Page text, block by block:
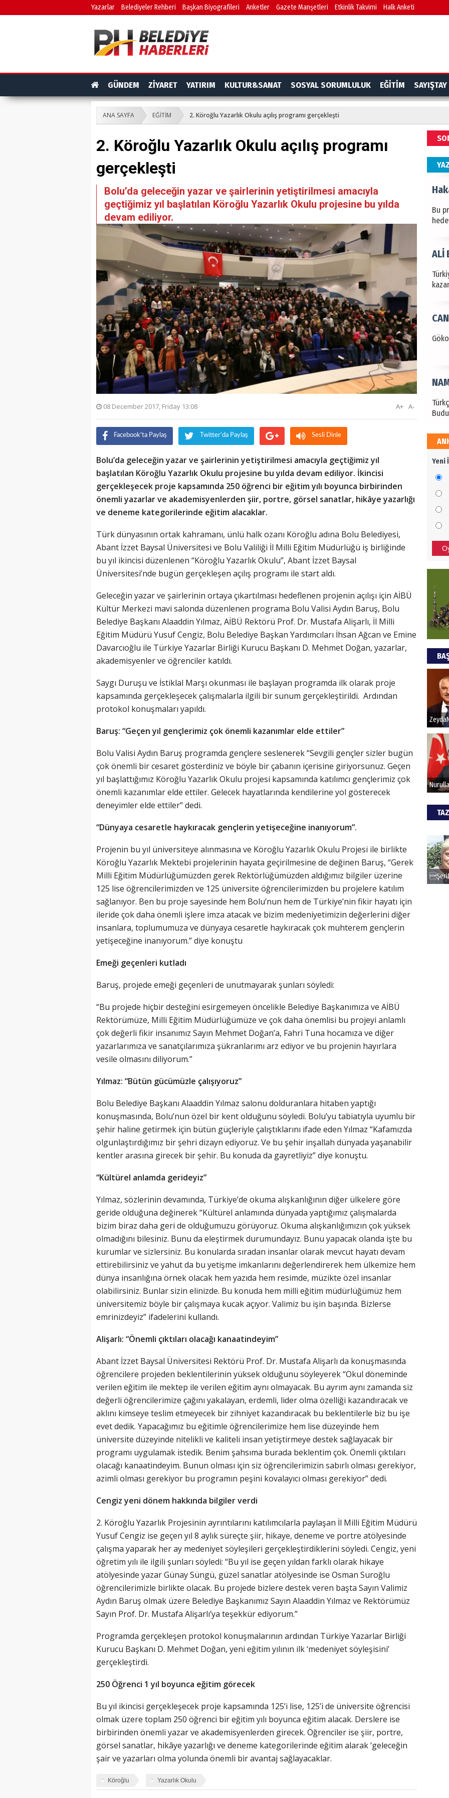
Yazarlar Belediyeler Rehberi Başkan Biyografileri Anketler Gazete Manşetleri Etkinlik Takvimi Halk Anketi
GÜNDEM ZİYARET YATIRIM KULTUR&SANAT SOSYAL SORUMLULUK EĞİTİM SAYIŞTAY
ANA SAYFA EĞİTİM 2. Köroğlu Yazarlık Okulu açılış programı gerçekleşti
2. Köroğlu Yazarlık Okulu açılış programı
gerçekleşti
Bolu’da geleceğin yazar ve şairlerinin yetiştirilmesi amacıyla
geçtiğimiz yıl başlatılan Köroğlu Yazarlık Okulu projesine bu yılda
devam ediliyor.
08 December 2017, Friday 13:08 A-
A+
Facebook'ta Paylaş Twitter'da Paylaş Sesli Dinle
Bolu’da geleceğin yazar ve şairlerinin yetiştirilmesi amacıyla geçtiğimiz yıl
başlatılan Köroğlu Yazarlık Okulu projesine bu yılda devam ediliyor. İkincisi
gerçekleşecek proje kapsamında 250 öğrenci bir eğitim yılı boyunca birbirinden
önemli yazarlar ve akademisyenlerden şiir, portre, görsel sanatlar, hikâye yazarlığı
ve deneme kategorilerinde eğitim alacaklar.
Türk dünyasının ortak kahramanı, ünlü halk ozanı Köroğlu adına Bolu Belediyesi,
Abant İzzet Baysal Üniversitesi ve Bolu Valiliği İl Milli Eğitim Müdürlüğü iş birliğinde
bu yıl ikincisi düzenlenen “Köroğlu Yazarlık Okulu”, Abant İzzet Baysal
Üniversitesi’nde bugün gerçekleşen açılış programı ile start aldı.
Geleceğin yazar ve şairlerinin ortaya çıkartılması hedeflenen projenin açılışı için AİBÜ
Kültür Merkezi mavi salonda düzenlenen programa Bolu Valisi Aydın Baruş, Bolu
Belediye Başkanı Alaaddin Yılmaz, AİBÜ Rektörü Prof. Dr. Mustafa Alişarlı, İl Milli
Eğitim Müdürü Yusuf Cengiz, Bolu Belediye Başkan Yardımcıları İhsan Ağcan ve Emine
Davarcıoğlu ile Türkiye Yazarlar Birliği Kurucu Başkanı D. Mehmet Doğan, yazarlar,
akademisyenler ve öğrenciler katıldı.
Saygı Duruşu ve İstiklal Marşı okunması ile başlayan programda ilk olarak proje
kapsamında gerçekleşecek çalışmalarla ilgili bir sunum gerçekleştirildi. Ardından
protokol konuşmaları yapıldı.
Baruş: “Geçen yıl gençlerimiz çok önemli kazanımlar elde ettiler”
Bolu Valisi Aydın Baruş programda gençlere seslenerek “Sevgili gençler sizler bugün
çok önemli bir cesaret gösterdiniz ve böyle bir çabanın içerisine giriyorsunuz. Geçen
yıl başlattığımız Köroğlu Yazarlık Okulu projesi kapsamında katılımcı gençlerimiz çok
önemli kazanımlar elde ettiler. Gelecek hayatlarında kendilerine yol gösterecek
deneyimler elde ettiler” dedi.
“Dünyaya cesaretle haykıracak gençlerin yetişeceğine inanıyorum”.
Projenin bu yıl üniversiteye alınmasına ve Köroğlu Yazarlık Okulu Projesi ile birlikte
Köroğlu Yazarlık Mektebi projelerinin hayata geçirilmesine de değinen Baruş, “Gerek
Milli Eğitim Müdürlüğümüzden gerek Rektörlüğümüzden aldığımız bilgiler üzerine
125 lise öğrencilerimizden ve 125 üniversite öğrencilerimizden bu projelere katılım
sağlanıyor. Ben bu proje sayesinde hem Bolu’nun hem de Türkiye’nin fikir hayatı için
ileride çok daha önemli işlere imza atacak ve bizim medeniyetimizin değerlerini diğer
insanlara, toplumumuza ve dünyaya cesaretle haykıracak çok muhterem gençlerin
yetişeceğine inanıyorum.” diye konuştu
Emeği geçenleri kutladı
Baruş, projede emeği geçenleri de unutmayarak şunları söyledi:
“Bu projede hiçbir desteğini esirgemeyen öncelikle Belediye Başkanımıza ve AİBÜ
Rektörümüze, Milli Eğitim Müdürlüğümüze ve çok daha önemlisi bu projeyi anlamlı
çok değerli fikir insanımız Sayın Mehmet Doğan’a, Fahri Tuna hocamıza ve diğer
yazarlarımıza ve sanatçılarımıza şükranlarımı arz ediyor ve bu projenin hayırlara
vesile olmasını diliyorum.”
Yılmaz: “Bütün gücümüzle çalışıyoruz”
Bolu Belediye Başkanı Alaaddin Yılmaz salonu dolduranlara hitaben yaptığı
konuşmasında, Bolu’nun özel bir kent olduğunu söyledi. Bolu’yu tabiatıyla uyumlu bir
şehir haline getirmek için bütün güçleriyle çalıştıklarını ifade eden Yılmaz “Kafamızda
olgunlaştırdığımız bir şehri dizayn ediyoruz. Ve bu şehir inşallah dünyada yaşanabilir
kentler arasına girecek bir şehir. Bu konuda da gayretliyiz” diye konuştu.
“Kültürel anlamda gerideyiz”
Yılmaz, sözlerinin devamında, Türkiye’de okuma alışkanlığının diğer ülkelere göre
geride olduğuna değinerek “Kültürel anlamında dünyada yaptığımız çalışmalarda
bizim biraz daha geri de olduğumuzu görüyoruz. Okuma alışkanlığımızın çok yüksek
olmadığını bilesiniz. Bunu da eleştirmek durumundayız. Bunu yapacak olanda işte bu
kurumlar ve sizlersiniz. Bu konularda sıradan insanlar olarak mevcut hayatı devam
ettirebilirsiniz ve yahut da bu yetişme imkanlarını değerlendirerek hem ülkemize hem
dünya insanlığına örnek olacak hem yazıda hem resimde, müzikte özel insanlar
olabilirsiniz. Bunlar sizin elinizde. Bu konuda hem milli eğitim müdürlüğümüz hem
üniversitemiz böyle bir çalışmaya kucak açıyor. Valimiz bu işin başında. Bizlerse
emrinizdeyiz” ifadelerini kullandı.
Alişarlı: “Önemli çıktıları olacağı kanaatindeyim”
Abant İzzet Baysal Üniversitesi Rektörü Prof. Dr. Mustafa Alişarlı da konuşmasında
öğrencilere projeden beklentilerinin yüksek olduğunu söyleyerek “Okul döneminde
verilen eğitim ile mektep ile verilen eğitim aynı olmayacak. Bu ayrım aynı zamanda siz
değerli öğrencilerimize çağını yakalayan, erdemli, lider olma özelliği kazandıracak ve
aklını kimseye teslim etmeyecek bir zihniyet kazandıracak bu beklentilerle biz bu işe
evet dedik. Yapacağımız bu eğitimle öğrencilerimize hem lise düzeyinde hem
üniversite düzeyinde nitelikli ve kaliteli insan yetiştirmeye destek sağlayacak bir
programı uygulamak istedik. Benim şahsıma burada beklentim çok. Önemli çıktıları
olacağı kanaatindeyim. Bunun olması için siz öğrencilerimizin sabırlı olması gerekiyor,
azimli olması gerekiyor bu programın peşini kovalayıcı olması gerekiyor” dedi.
Cengiz yeni dönem hakkında bilgiler verdi
2. Köroğlu Yazarlık Projesinin ayrıntılarını katılımcılarla paylaşan İl Milli Eğitim Müdürü
Yusuf Cengiz ise geçen yıl 8 aylık süreçte şiir, hikaye, deneme ve portre atölyesinde
çalışma yaparak her ay medeniyet söyleşileri gerçekleştirdiklerini söyledi. Cengiz, yeni
öğretim yılı ile ilgili şunları söyledi: “Bu yıl ise geçen yıldan farklı olarak hikaye
atölyesinde yazar Günay Süngü, güzel sanatlar atölyesinde ise Osman Suroğlu
öğrencilerimizle birlikte olacak. Bu projede bizlere destek veren başta Sayın Valimiz
Aydın Baruş olmak üzere Belediye Başkanımız Sayın Alaaddin Yılmaz ve Rektörümüz
Sayın Prof. Dr. Mustafa Alişarlı’ya teşekkür ediyorum.”
Programda gerçekleşen protokol konuşmalarının ardından Türkiye Yazarlar Birliği
Kurucu Başkanı D. Mehmet Doğan, yeni eğitim yılının ilk ‘medeniyet söyleşisini’
gerçekleştirdi.
250 Öğrenci 1 yıl boyunca eğitim görecek
Bu yıl ikincisi gerçekleşecek proje kapsamında 125’i lise, 125’i de üniversite öğrencisi
olmak üzere toplam 250 öğrenci bir eğitim yılı boyunca eğitim alacak. Derslere ise
birbirinden önemli yazar ve akademisyenlerden girecek. Öğrenciler ise şiir, portre,
görsel sanatlar, hikâye yazarlığı ve deneme kategorilerinde eğitim alarak ‘geleceğin
şair ve yazarları olma yolunda önemli bir avantaj sağlayacaklar.
Köroğlu Yazarlık Okulu
Bu
ALİ
Bu
Yeni